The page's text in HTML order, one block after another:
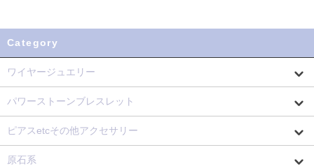
Category
ワイヤージュエリー
パワーストーンブレスレット
ピアスetcその他アクセサリー
原石系